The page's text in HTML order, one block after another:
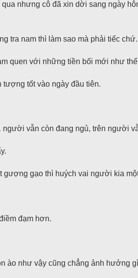
nhưng cô đã xin dời sang ngày
tra nam thì làm sao mà phải tiếc chứ.
quen với những tiền bối mới như
tốt vào ngày đầu tiên.
vẫn còn đang ngủ, trên người
gượng gạo thì huých vai người kia
đạm hơn.
ào như vậy cũng chẳng ảnh hưởng